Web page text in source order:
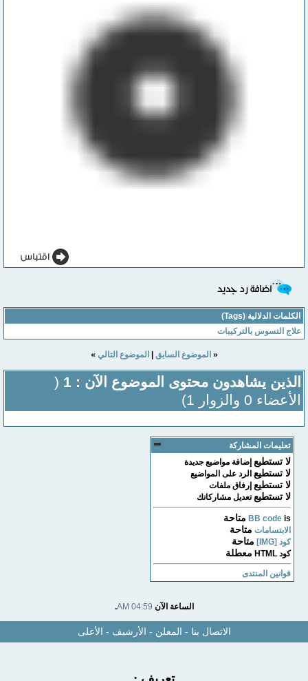
الكلمات الدلالية (Tags)
علاج التسوس بالتركيبات
« الموضوع السابق| الموضوع التالي »
الذين يشاهدون محتوى الموضوع الآن : 1
(
الأعضاء 0 والزوار 1)
تعليمات المشاركة
لا تستطيعإضافة مواضيع جديدة
لا تستطيعالرد على المواضيع
لا تستطيعإرفاق ملفات
لا تستطيعتعديل مشاركاتك
BB codeis متاحة
الابتسامات متاحة
كود [IMG] متاحة
كود HTML معطلة
قوانين المنتدى
الساعة الآن04:59 AM
.
الاتصال بنا-المعلن-الأرشيف-الأعلى